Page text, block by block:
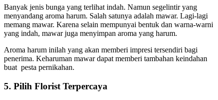
Banyak jenis bunga yang terlihat indah. Namun segelintir yang
menyandang aroma harum. Salah satunya adalah mawar. Lagi-lagi
memang mawar. Karena selain mempunyai bentuk dan warna-warni
yang indah, mawar juga menyimpan aroma yang harum.
Aroma harum inilah yang akan memberi impresi tersendiri bagi
penerima. Keharuman mawar dapat memberi tambahan keindahan
buat pesta pernikahan.
5. Pilih Florist Terpercaya